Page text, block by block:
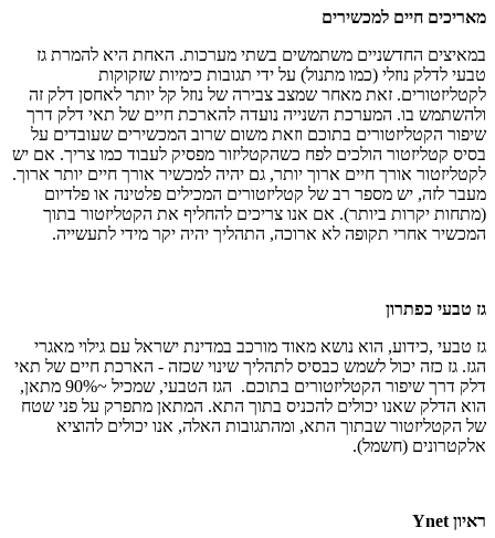
מאריכים חיים למכשירים
במאיצים החדשניים משתמשים בשתי מערכות. האחת היא להמרת גז
טבעי לדלק נוזלי (כמו מתנול) על ידי תגובות כימיות שזקוקות
לקטליזטורים. זאת מאחר שמצב צבירה של נוזל קל יותר לאחסן דלק זה
ולהשתמש בו. המערכת השנייה נועדה להארכת חיים של תאי דלק דרך
שיפור הקטליזטורים בתוכם וזאת משום שרוב המכשירים שעובדים על
בסיס קטליזטור הולכים לפח כשהקטליזור מפסיק לעבוד כמו צריך. אם יש
לקטליזטור אורך חיים ארוך יותר, גם יהיה למכשיר אורך חיים יותר ארוך.
מעבר לזה, יש מספר רב של קטליזטורים המכילים פלטינה או פלדיום
(מתחות יקרות ביותר). אם אנו צריכים להחליף את הקטליזטור בתוך
המכשיר אחרי תקופה לא ארוכה, התהליך יהיה יקר מידי לתעשייה.
גז טבעי כפתרון
גז טבעי ,כידוע, הוא נושא מאוד מורכב במדינת ישראל עם גילוי מאגרי
הגז. גז כזה יכול לשמש כבסיס לתהליך שינוי שכזה - הארכת חיים של תאי
דלק דרך שיפור הקטליזטורים בתוכם. הגז הטבעי, שמכיל ~90% מתאן,
הוא הדלק שאנו יכולים להכניס בתוך התא. המתאן מתפרק על פני שטח
של הקטליזטור שבתוך התא, ומהתגובות האלה, אנו יכולים להוציא
אלקטרונים (חשמל).
ראיון Ynet